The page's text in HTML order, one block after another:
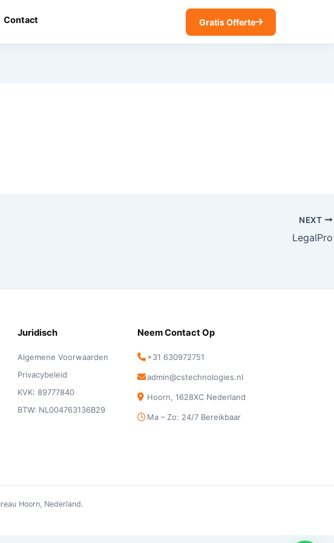
Contact Gratis Offerte
NEXT
LegalPro
Juridisch
Algemene Voorwaarden
Privacybeleid
KVK: 89777840
BTW: NL004763136B29
Neem Contact Op
+31 630972751
admin@cstechnologies.nl
Hoorn, 1628XC Nederland
Ma – Zo: 24/7 Bereikbaar
Hoorn, Nederland.